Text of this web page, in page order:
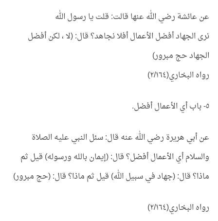
عن عائشة رضي الله عنها قالت: قلت يا رسول الله
نرى الجهاد أفضل الأعمال أفلا نجاهد؟ قال: (لا ، لكن أفضل
الجهاد حج مبرور)
رواه البخاري(٢/١٦٤)
٥- باب أي الأعمال أفضل.
عن أبي هريرة رضي الله عنه قال: سئل النبي عليه الصلاة
والسلام أي الأعمال أفضل؟ قال: (إيمان بالله ورسوله) قيل ثم
ماذا؟ قال: (جهاد في سبيل الله) قيل ثم ماذا؟ قال: (حج مبرور)
رواه البخاري(٢/١٦٤)